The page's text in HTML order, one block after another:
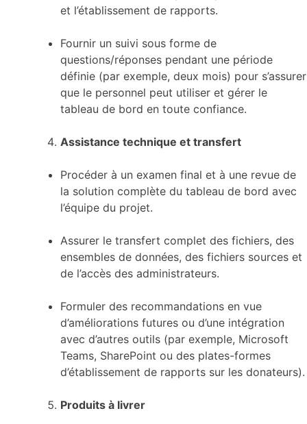
et l’établissement de rapports.
Fournir un suivi sous forme de
questions/réponses pendant une période
définie (par exemple, deux mois) pour s’assurer
que le personnel peut utiliser et gérer le
tableau de bord en toute confiance.
Assistance technique et transfert
Procéder à un examen final et à une revue de
la solution complète du tableau de bord avec
l’équipe du projet.
Assurer le transfert complet des fichiers, des
ensembles de données, des fichiers sources et
de l’accès des administrateurs.
Formuler des recommandations en vue
d’améliorations futures ou d’une intégration
avec d’autres outils (par exemple, Microsoft
Teams, SharePoint ou des plates-formes
d’établissement de rapports sur les donateurs).
Produits à livrer